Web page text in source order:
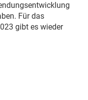
Für das
gibt es wieder